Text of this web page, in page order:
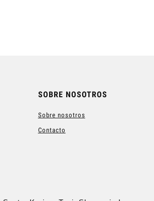
SOBRE NOSOTROS
Sobre nosotros
Contacto